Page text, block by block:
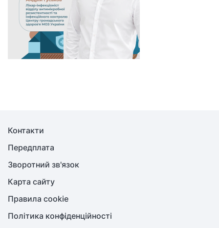
Контакти
Передплата
Зворотний зв'язок
Карта сайту
Правила cookie
Політика конфіденційності